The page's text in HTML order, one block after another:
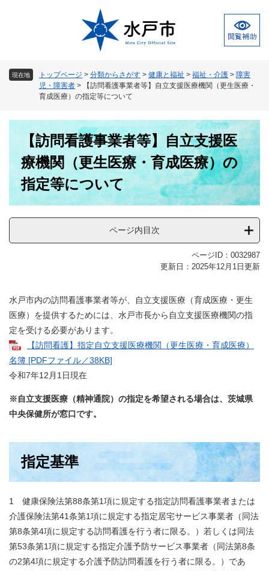
現在地 トップページ > 分類からさがす > 健康と福祉 > 福祉・介護 > 障害
児・障害者 >
【訪問看護事業者等】自立支援医療機関（更生医療・
育成医療）の指定等について
【訪問看護事業者等】自立支援医
療機関（更生医療・育成医療）の
指定等について
ページ内目次
ページID：0032987
更新日：2025年12月1日更新
水戸市内の訪問看護事業者等が、自立支援医療（育成医療・更生
医療）を提供するためには、水戸市長から自立支援医療機関の指
定を受ける必要があります。
【訪問看護】指定自立支援医療機関（更生医療・育成医療）
名簿 [PDFファイル／38KB]
令和7年12月1日現在
※自立支援医療（精神通院）の指定を希望される場合は、茨城県
中央保健所が窓口です。
指定基準
1 健康保険法第88条第1項に規定する指定訪問看護事業者または
介護保険法第41条第1項に規定する指定居宅サービス事業者（同法
第8条第4項に規定する訪問看護を行う者に限る。）若しくは同法
第53条第1項に規定する指定介護予防サービス事業者（同法第8条
の2第4項に規定する介護予防訪問看護を行う者に限る。）であ